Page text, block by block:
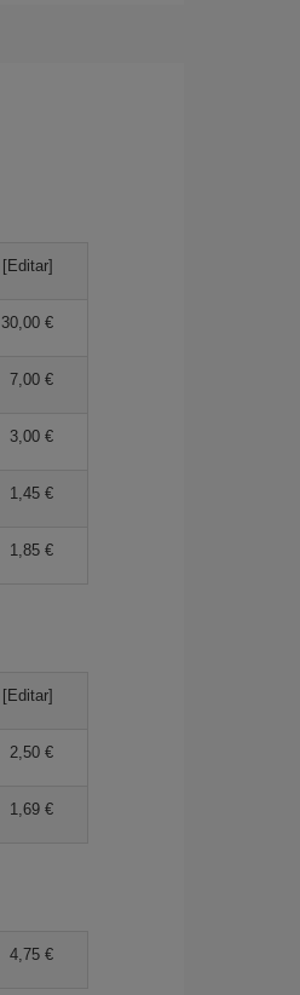
[Editar]
30,00 €
7,00 €
3,00 €
1,45 €
1,85 €
[Editar]
2,50 €
1,69 €
4,75 €